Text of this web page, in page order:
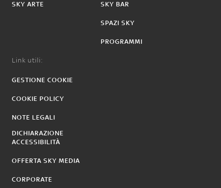
SKY ARTE SKY BAR
SPAZI SKY
PROGRAMMI
Link utili:
GESTIONE COOKIE
COOKIE POLICY
NOTE LEGALI
DICHIARAZIONE
ACCESSIBILITÀ
OFFERTA SKY MEDIA
CORPORATE